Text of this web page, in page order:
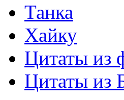
Танка
Хайку
Цитаты из
Цитаты из